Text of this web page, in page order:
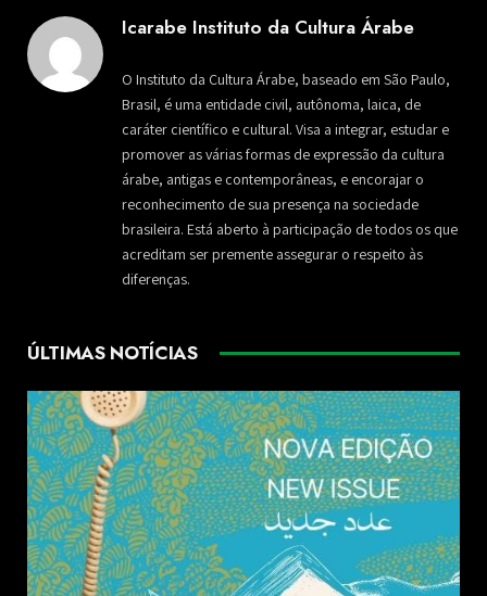
Icarabe Instituto da Cultura Árabe
O Instituto da Cultura Árabe, baseado em São Paulo,
Brasil, é uma entidade civil, autônoma, laica, de
caráter científico e cultural. Visa a integrar, estudar e
promover as várias formas de expressão da cultura
árabe, antigas e contemporâneas, e encorajar o
reconhecimento de sua presença na sociedade
brasileira. Está aberto à participação de todos os que
acreditam ser premente assegurar o respeito às
diferenças.
ÚLTIMAS NOTÍCIAS